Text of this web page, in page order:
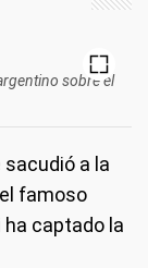
sobre el
sacudió a la
famoso
ha captado la